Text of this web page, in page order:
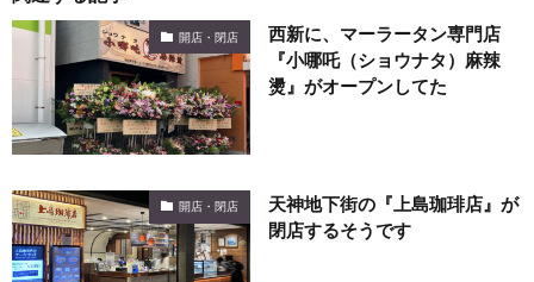
開店・閉店
西新に、マーラータン専門店
『小哪吒（ショウナタ）麻辣
燙』がオープンしてた
開店・閉店
天神地下街の『上島珈琲店』が
閉店するそうです